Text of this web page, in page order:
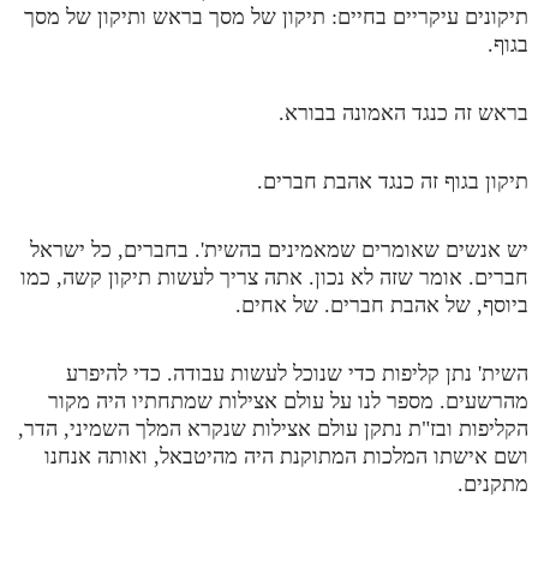
תיקונים עיקריים בחיים: תיקון של מסך בראש ותיקון של מסך
בגוף.
בראש זה כנגד האמונה בבורא.
תיקון בגוף זה כנגד אהבת חברים.
יש אנשים שאומרים שמאמינים בהשית'. בחברים, כל ישראל
חברים. אומר שזה לא נכון. אתה צריך לעשות תיקון קשה, כמו
ביוסף, של אהבת חברים. של אחים.
השית' נתן קליפות כדי שנוכל לעשות עבודה. כדי להיפרע
מהרשעים. מספר לנו על עולם אצילות שמתחתיו היה מקור
הקליפות ובז"ת נתקן עולם אצילות שנקרא המלך השמיני, הדר,
ושם אישתו המלכות המתוקנת היה מהיטבאל, ואותה אנחנו
מתקנים.